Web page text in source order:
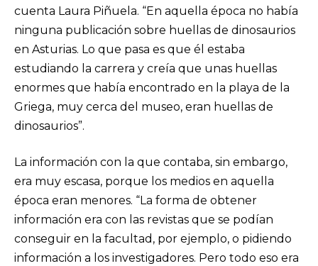
cuenta Laura Piñuela. “En aquella época no había
ninguna publicación sobre huellas de dinosaurios
en Asturias. Lo que pasa es que él estaba
estudiando la carrera y creía que unas huellas
enormes que había encontrado en la playa de la
Griega, muy cerca del museo, eran huellas de
dinosaurios”.
La información con la que contaba, sin embargo,
era muy escasa, porque los medios en aquella
época eran menores. “La forma de obtener
información era con las revistas que se podían
conseguir en la facultad, por ejemplo, o pidiendo
información a los investigadores. Pero todo eso era